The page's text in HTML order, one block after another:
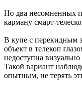
Но два несомненных
карману смарт-
В купе с перекидным
объект в телекоп
недоступна
Такой вариант
опытным, не терять